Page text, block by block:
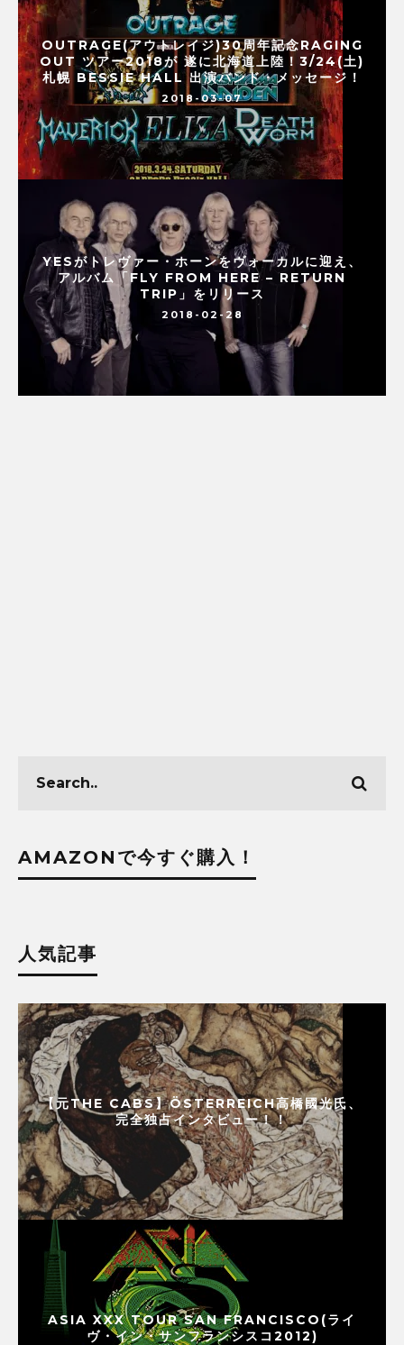
OUTRAGE(アウトレイジ)30周年記念RAGING
OUT ツアー2018が 遂に北海道上陸！3/24(土)
札幌 BESSIE HALL 出演バンド・メッセージ！
2018-03-07
YESがトレヴァー・ホーンをヴォーカルに迎え、
アルバム「FLY FROM HERE – RETURN
TRIP」をリリース
2018-02-28
AMAZONで今すぐ購入！
人気記事
【元THE CABS】ÖSTERREICH高橋國光氏、
完全独占インタビュー！！
ASIA XXX TOUR SAN FRANCISCO(ライ
ヴ・イン・サンフランシスコ2012)